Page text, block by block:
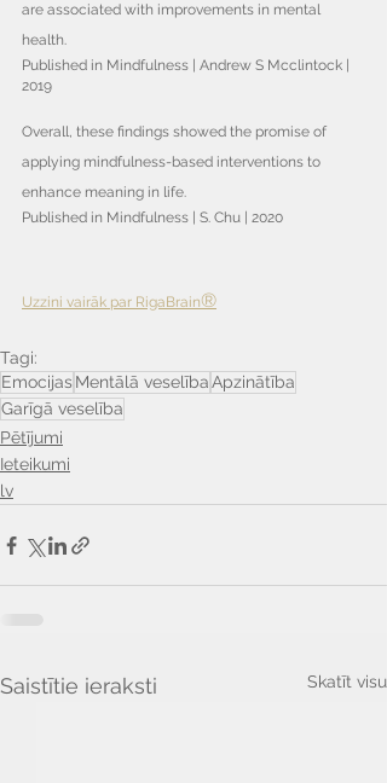
are associated with improvements in mental
health.
Published in Mindfulness | Andrew S Mcclintock |
2019
Overall, these findings showed the promise of
applying mindfulness-based interventions to
enhance meaning in life.
Published in Mindfulness | S. Chu | 2020
Uzzini vairāk par RigaBrain®
Tagi:
Emocijas Mentālā veselībaApzinātība
Garīgā veselība
Pētījumi
Ieteikumi
lv
Saistītie ieraksti Skatīt visu